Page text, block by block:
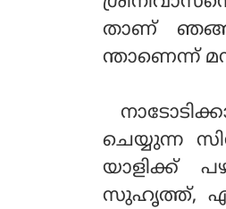
താണ്
ന്താണെന്ന്
ചെയ്യുന്ന
യാളിക്ക്
സുഹൃത്ത്,